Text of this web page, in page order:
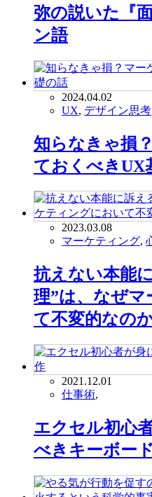
弥の説いた『
ン語
2024.04.02
UX, デザイン思考
知らなきゃ損
ておくべきUX
2023.03.08
マーケティング,
抗えない本能
理”は、なぜ
て不変的なの
2021.12.01
仕事術,
エクセル初心
べきキーボー